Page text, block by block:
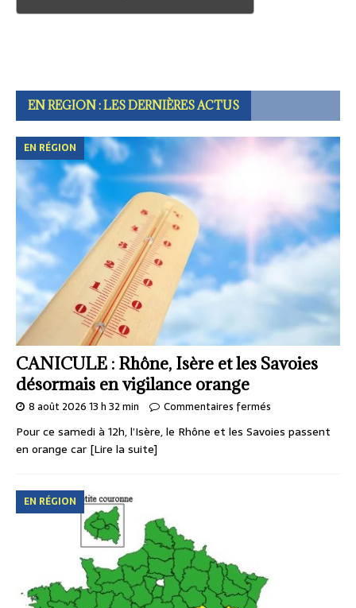
EN REGION : LES DERNIÈRES ACTUS
CANICULE : Rhône, Isère et les Savoies
désormais en vigilance orange
EN RÉGION
8 août 2026 13 h 32 min Commentaires fermés
Pour ce samedi à 12h, l’Isère, le Rhône et les Savoies passent
en orange car [Lire la suite]
EN RÉGION